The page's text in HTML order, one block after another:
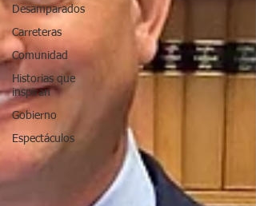
Desamparados
Carreteras
Comunidad
Historias que
inspiran
Gobierno
Espectáculos